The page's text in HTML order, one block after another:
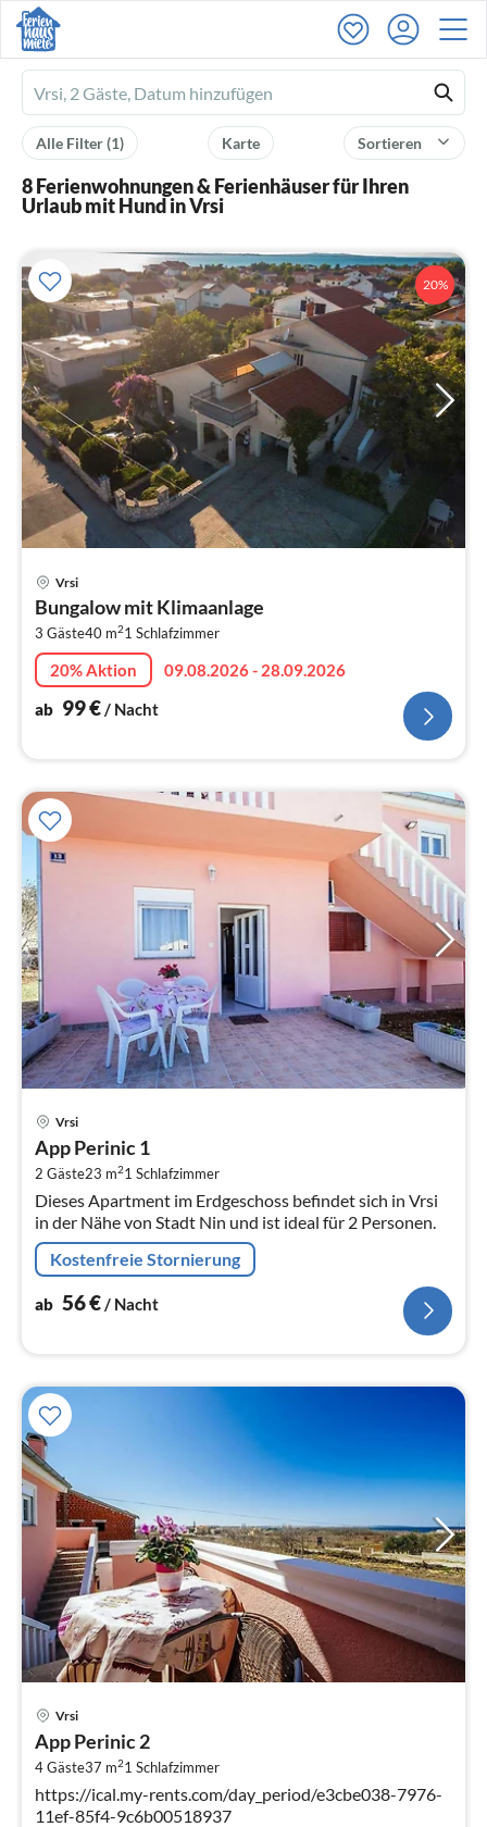
Ferienhausmiete
logo
Sortieren
Karte
Alle Filter(1)
8 Ferienwohnungen & Ferienhäuser für Ihren
Urlaub mit Hund in Vrsi
20%
Vrsi
Bungalow mit Klimaanlage
3 Gäste40 m21 Schlafzimmer
20% Aktion
09.08.2026 - 28.09.2026
ab 99€/ Nacht
Vrsi
App Perinic 1
2 Gäste23 m21 Schlafzimmer
Dieses Apartment im Erdgeschoss befindet sich in Vrsi
in der Nähe von Stadt Nin und ist ideal für 2 Personen.
Kostenfreie Stornierung
ab 56€/ Nacht
Vrsi
App Perinic 2
4 Gäste37 m21 Schlafzimmer
https://ical.my-rents.com/day_period/e3cbe038-7976-
11ef-85f4-9c6b00518937